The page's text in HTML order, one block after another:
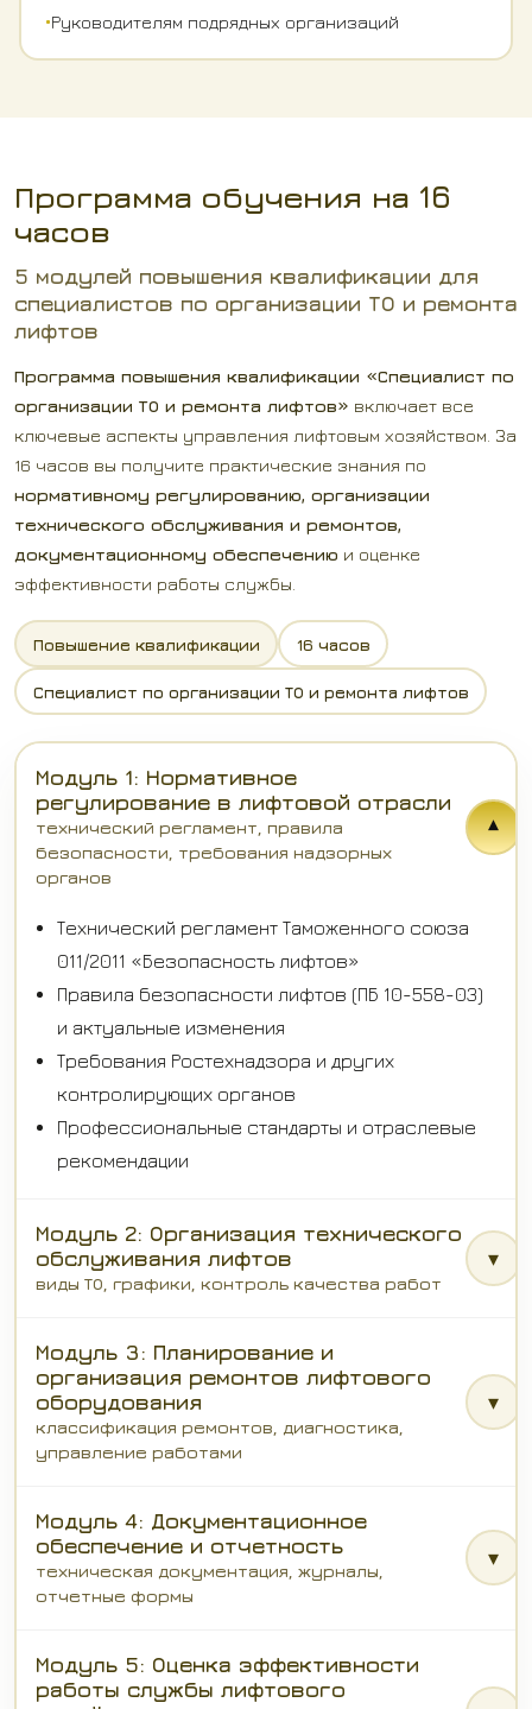
•Руководителям подрядных организаций
Программа обучения на 16
часов
5 модулей повышения квалификации для
специалистов по организации ТО и ремонта
лифтов
Программа повышения квалификации «Специалист по
организации ТО и ремонта лифтов» включает все
ключевые аспекты управления лифтовым хозяйством. За
16 часов вы получите практические знания по
нормативному регулированию, организации
технического обслуживания и ремонтов,
документационному обеспечению и оценке
эффективности работы службы.
Повышение квалификации 16 часов
Специалист по организации ТО и ремонта лифтов
Модуль 1: Нормативное
регулирование в лифтовой отрасли
технический регламент, правила
безопасности, требования надзорных
органов
▾
Технический регламент Таможенного союза
011/2011 «Безопасность лифтов»
Правила безопасности лифтов (ПБ 10-558-03)
и актуальные изменения
Требования Ростехнадзора и других
контролирующих органов
Профессиональные стандарты и отраслевые
рекомендации
Модуль 2: Организация технического
обслуживания лифтов
виды ТО, графики, контроль качества работ
▾
Модуль 3: Планирование и
организация ремонтов лифтового
оборудования
классификация ремонтов, диагностика,
управление работами
▾
Модуль 4: Документационное
обеспечение и отчетность
техническая документация, журналы,
отчетные формы
▾
Модуль 5: Оценка эффективности
работы службы лифтового